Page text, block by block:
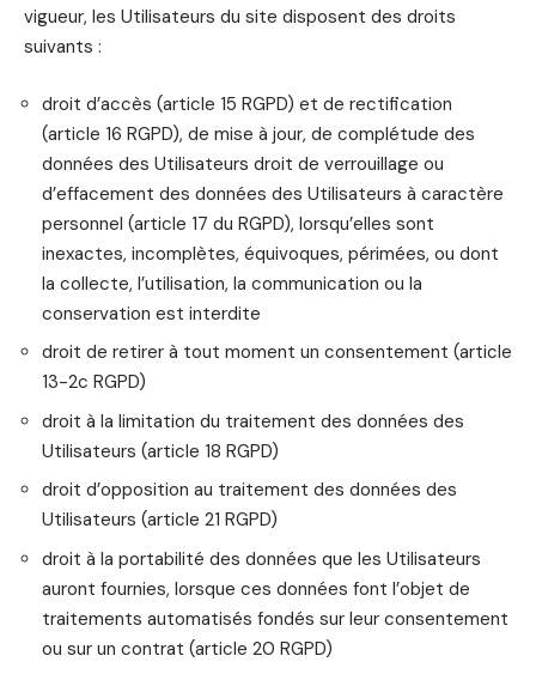
vigueur, les Utilisateurs du site disposent des droits
suivants :
droit d’accès (article 15 RGPD) et de rectification
(article 16 RGPD), de mise à jour, de complétude des
données des Utilisateurs droit de verrouillage ou
d’effacement des données des Utilisateurs à caractère
personnel (article 17 du RGPD), lorsqu’elles sont
inexactes, incomplètes, équivoques, périmées, ou dont
la collecte, l’utilisation, la communication ou la
conservation est interdite
droit de retirer à tout moment un consentement (article
13-2c RGPD)
droit à la limitation du traitement des données des
Utilisateurs (article 18 RGPD)
droit d’opposition au traitement des données des
Utilisateurs (article 21 RGPD)
droit à la portabilité des données que les Utilisateurs
auront fournies, lorsque ces données font l’objet de
traitements automatisés fondés sur leur consentement
ou sur un contrat (article 20 RGPD)